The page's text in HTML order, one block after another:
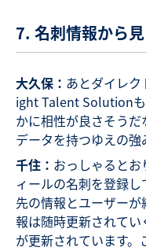
7. 名刺情報から
大久保： あとダイレ
ight Talent Solution
かに相性が良さそう
データを持つゆえの
千住： おっしゃると
ィールの名刺を登録
先の情報とユーザー
報は随時更新されて
が更新されています。